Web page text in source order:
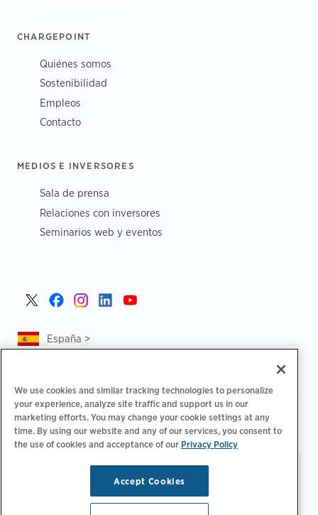
CHARGEPOINT
Quiénes somos
Sostenibilidad
Empleos
Contacto
MEDIOS E INVERSORES
Sala de prensa
Relaciones con inversores
Seminarios web y eventos
España >
Política de privacidad | Tus opciones de privacidad
Aviso legal | Estado de cuenta de accesibilidad |
Código de
conducta para proveedores
| Información sobre EPR
Administrar preferencias
de correo electrónico
Inc. Todos los derechos
reservados.
We use cookies and similar tracking technologies to personalize
your experience, analyze site traffic and support us in our
marketing efforts. You may change your cookie settings at any
time. By using our website and any of our services, you consent to
the use of cookies and acceptance of our Privacy Policy
Accept Cookies